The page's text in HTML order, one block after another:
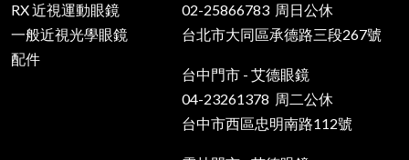
RX 近視運動眼鏡
一般近視光學眼鏡
配件
02-25866783 周日公休
台北市大同區承德路三段267號
台中門市 - 艾德眼鏡
04-23261378 周二公休
台中市西區忠明南路112號